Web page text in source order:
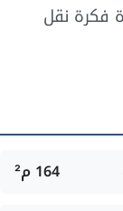
فكرة نقل
164 م²